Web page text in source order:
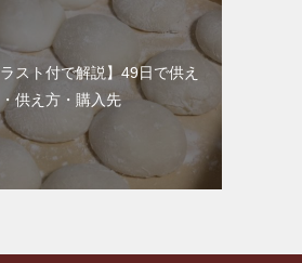
スト付で解説】49日で供え
供え方・購入先